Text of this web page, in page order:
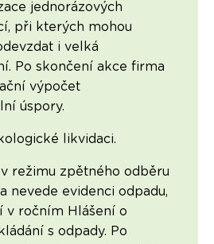
jednorázových
při kterých mohou
i velká
Po skončení akce firma
výpočet
úspory.
likvidaci.
režimu zpětného odběru
nevede evidenci odpadu,
v ročním Hlášení o
s odpady. Po